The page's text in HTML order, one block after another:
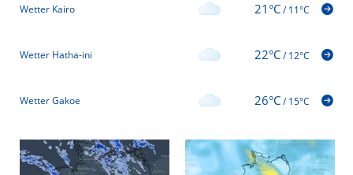
Wetter Kairo 21°C/11°C
Wetter Hatha-ini 22°C/12°C
Wetter Gakoe 26°C/15°C